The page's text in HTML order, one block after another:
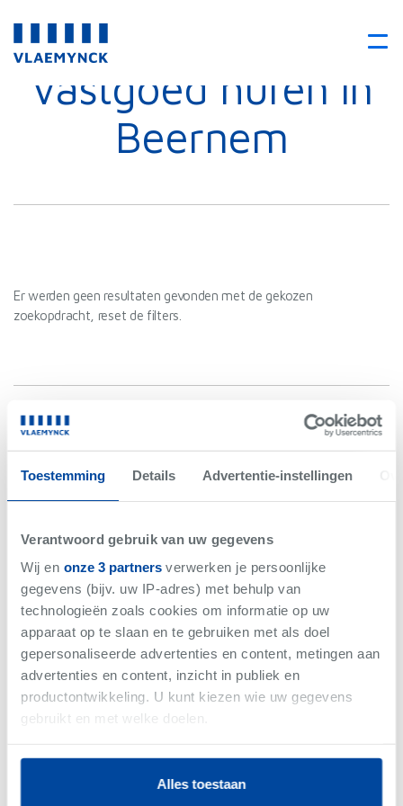
Toestemming Details Advertentie-instellingen
Verantwoord gebruik van uw gegevens
Wij en onze 3 partnersverwerken je persoonlijke
gegevens (bijv. uw IP-adres) met behulp van
technologieën zoals cookies om informatie op uw
apparaat op te slaan en te gebruiken met als doel
gepersonaliseerde advertenties en content, metingen aan
advertenties en content, inzicht in publiek en
productontwikkeling. U kunt kiezen wie uw gegevens
gebruikt en met welke doelen.
Als u het toestaat, willen we ook graag:
Informatie verzamelen over uw geografische
Alles toestaan
Vastgoed huren in
Beernem
Er werden geen resultaten gevonden met de gekozen
zoekopdracht, reset de filters.
Net gemist
VERKOCHT
-Woning
Vlaemynck business magazine